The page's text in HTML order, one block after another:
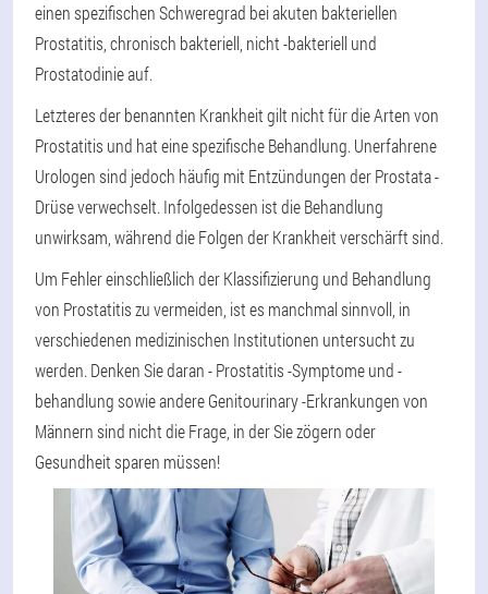
einen spezifischen Schweregrad bei akuten bakteriellen
Prostatitis, chronisch bakteriell, nicht -bakteriell und
Prostatodinie auf.
Letzteres der benannten Krankheit gilt nicht für die Arten von
Prostatitis und hat eine spezifische Behandlung. Unerfahrene
Urologen sind jedoch häufig mit Entzündungen der Prostata -
Drüse verwechselt. Infolgedessen ist die Behandlung
unwirksam, während die Folgen der Krankheit verschärft sind.
Um Fehler einschließlich der Klassifizierung und Behandlung
von Prostatitis zu vermeiden, ist es manchmal sinnvoll, in
verschiedenen medizinischen Institutionen untersucht zu
werden. Denken Sie daran - Prostatitis -Symptome und -
behandlung sowie andere Genitourinary -Erkrankungen von
Männern sind nicht die Frage, in der Sie zögern oder
Gesundheit sparen müssen!